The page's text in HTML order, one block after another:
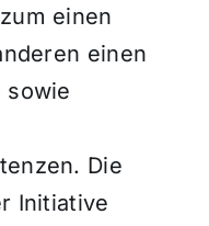
einen
einen
sowie
Die
Initiative